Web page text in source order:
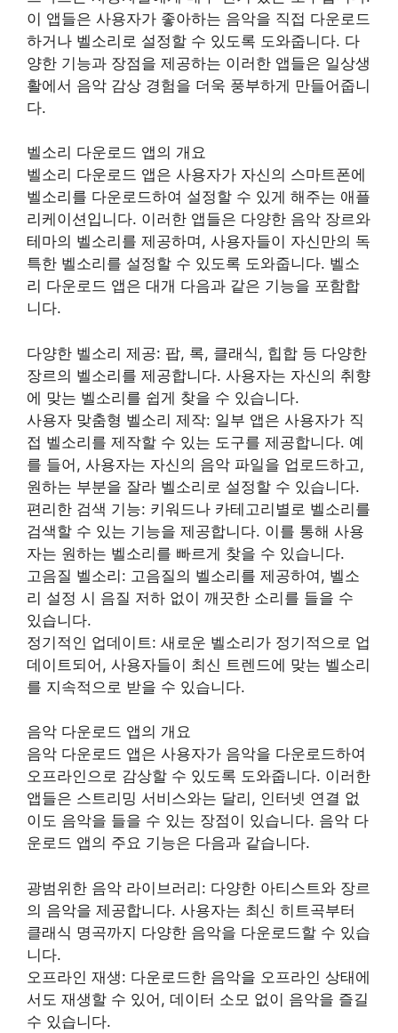
이 앱들은 사용자가 좋아하는 음악을 직접 다운로드
하거나 벨소리로 설정할 수 있도록 도와줍니다. 다
양한 기능과 장점을 제공하는 이러한 앱들은 일상생
활에서 음악 감상 경험을 더욱 풍부하게 만들어줍니
다.
벨소리 다운로드 앱의 개요
벨소리 다운로드 앱은 사용자가 자신의 스마트폰에
벨소리를 다운로드하여 설정할 수 있게 해주는 애플
리케이션입니다. 이러한 앱들은 다양한 음악 장르와
테마의 벨소리를 제공하며, 사용자들이 자신만의 독
특한 벨소리를 설정할 수 있도록 도와줍니다. 벨소
리 다운로드 앱은 대개 다음과 같은 기능을 포함합
니다.
다양한 벨소리 제공: 팝, 록, 클래식, 힙합 등 다양한
장르의 벨소리를 제공합니다. 사용자는 자신의 취향
에 맞는 벨소리를 쉽게 찾을 수 있습니다.
사용자 맞춤형 벨소리 제작: 일부 앱은 사용자가 직
접 벨소리를 제작할 수 있는 도구를 제공합니다. 예
를 들어, 사용자는 자신의 음악 파일을 업로드하고,
원하는 부분을 잘라 벨소리로 설정할 수 있습니다.
편리한 검색 기능: 키워드나 카테고리별로 벨소리를
검색할 수 있는 기능을 제공합니다. 이를 통해 사용
자는 원하는 벨소리를 빠르게 찾을 수 있습니다.
고음질 벨소리: 고음질의 벨소리를 제공하여, 벨소
리 설정 시 음질 저하 없이 깨끗한 소리를 들을 수
있습니다.
정기적인 업데이트: 새로운 벨소리가 정기적으로 업
데이트되어, 사용자들이 최신 트렌드에 맞는 벨소리
를 지속적으로 받을 수 있습니다.
음악 다운로드 앱의 개요
음악 다운로드 앱은 사용자가 음악을 다운로드하여
오프라인으로 감상할 수 있도록 도와줍니다. 이러한
앱들은 스트리밍 서비스와는 달리, 인터넷 연결 없
이도 음악을 들을 수 있는 장점이 있습니다. 음악 다
운로드 앱의 주요 기능은 다음과 같습니다.
광범위한 음악 라이브러리: 다양한 아티스트와 장르
의 음악을 제공합니다. 사용자는 최신 히트곡부터
클래식 명곡까지 다양한 음악을 다운로드할 수 있습
니다.
오프라인 재생: 다운로드한 음악을 오프라인 상태에
서도 재생할 수 있어, 데이터 소모 없이 음악을 즐길
수 있습니다.